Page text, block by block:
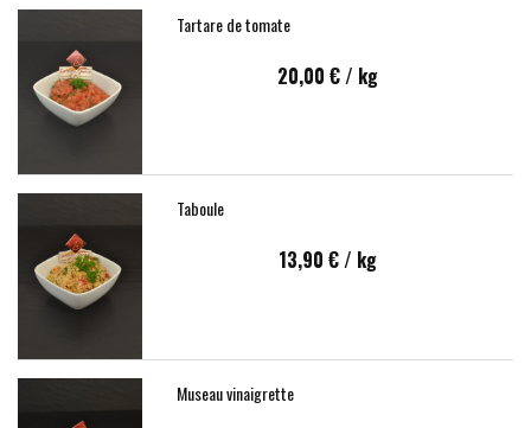
Tartare de tomate
20,00 €/ kg
Taboule
13,90 €/ kg
Museau vinaigrette